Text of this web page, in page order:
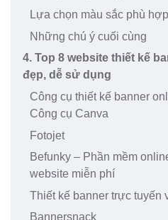
Lựa chọn màu sắc phù hợp
Những chú ý cuối cùng
4. Top 8 website thiết kế
đẹp, dễ sử dụng
Công cụ thiết kế banner
Công cụ Canva
Fotojet
Befunky – Phần mềm
website miễn phí
Thiết kế banner trực tuyến
Bannersnack